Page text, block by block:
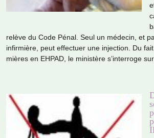
relève du Code Pénal. Seul un méde­cin, et
infir­mière, peut effec­tuer une injec­tion. Du
miè­res en EHPAD, le minis­tère s’inter­roge